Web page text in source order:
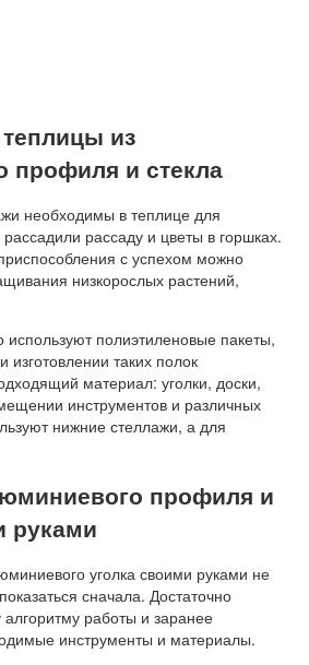
из
профиля и стекла
необходимы в теплице для
рассаду и цветы в горшках.
с успехом можно
низкорослых растений,
полиэтиленовые пакеты,
таких полок
материал: уголки, доски,
инструментов и различных
нижние стеллажи, а для
профиля и
руками
уголка своими руками не
сначала. Достаточно
работы и заранее
инструменты и материалы.